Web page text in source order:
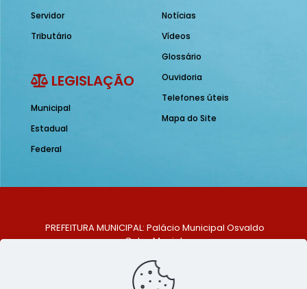
Servidor
Tributário
LEGISLAÇÃO
Municipal
Estadual
Federal
Notícias
Vídeos
Glossário
Ouvidoria
Telefones úteis
Mapa do Site
PREFEITURA MUNICIPAL: Palácio Municipal Osvaldo
Celso Maciel
Centro, São Bento do Una - PE. CEP: 553370-128
TELEFONE: (81) 99548-1569